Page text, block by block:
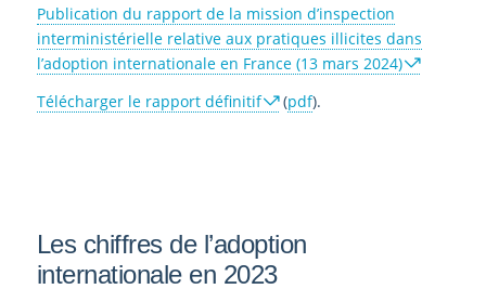
Publication du rapport de la mission d’inspection
interministérielle relative aux pratiques illicites dans
l’adoption internationale en France (13 mars 2024)
Télécharger le rapport définitif
(pdf).
Les chiffres de l’adoption
internationale en 2023